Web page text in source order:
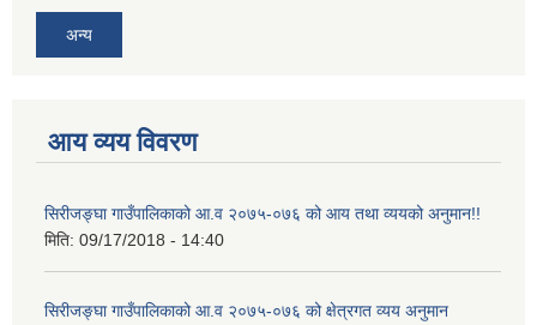
अन्य
आय व्यय विवरण
सिरीजङ्घा गाउँपालिकाको आ.व २०७५-०७६ को आय तथा व्ययको अनुमान!!
मिति: 09/17/2018 - 14:40
सिरीजङ्घा गाउँपालिकाको आ.व २०७५-०७६ को क्षेत्रगत व्यय अनुमान